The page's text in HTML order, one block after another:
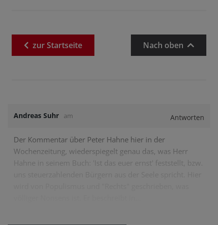
zurStartseite Nach oben
Andreas Suhr am Antworten
Der Kommentar über Peter Hahne hier in der
Wochenzeitung, wiederspiegelt genau das, was Herr
Hahne in seinem Buch: 'Ist das euer ernst' feststellt, bzw.